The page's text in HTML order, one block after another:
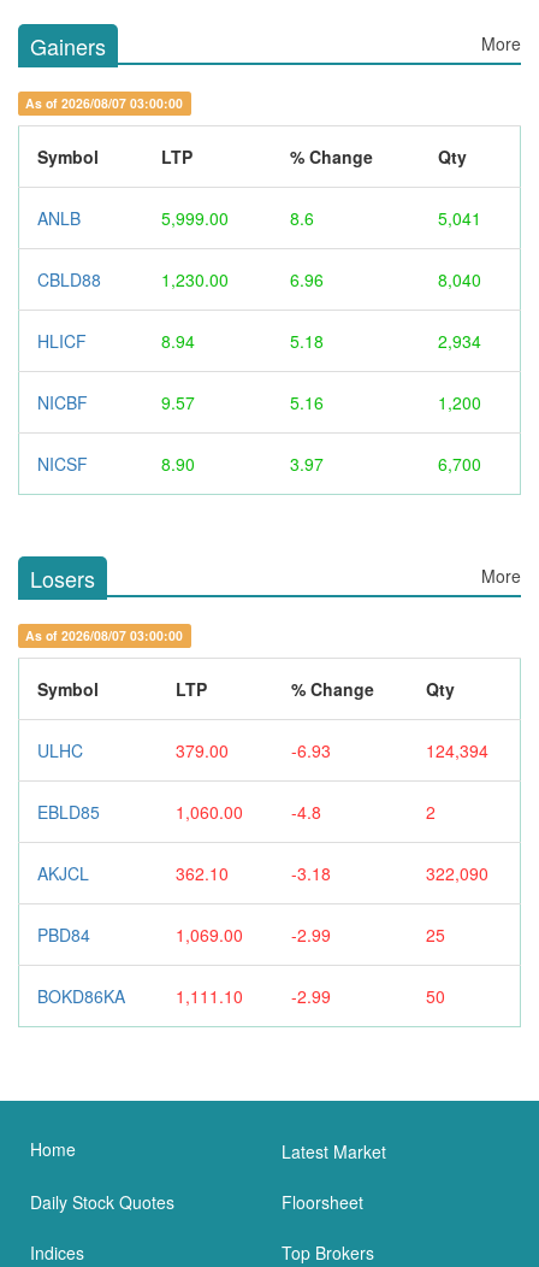
Gainers More
As of 2026/08/07 03:00:00
Symbol LTP % Change Qty
ANLB 5,999.00 8.6 5,041
CBLD88 1,230.00 6.96 8,040
HLICF 8.94 5.18 2,934
NICBF 9.57 5.16 1,200
NICSF 8.90 3.97 6,700
Losers More
As of 2026/08/07 03:00:00
Symbol LTP % Change Qty
ULHC 379.00 -6.93 124,394
EBLD85 1,060.00 -4.8 2
AKJCL 362.10 -3.18 322,090
PBD84 1,069.00 -2.99 25
BOKD86KA 1,111.10 -2.99 50
Home Latest Market
Daily Stock Quotes Floorsheet
Indices Top Brokers